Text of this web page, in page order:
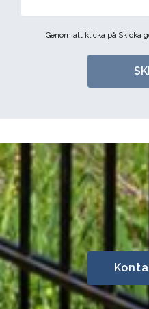
Genom att klicka på Skicka